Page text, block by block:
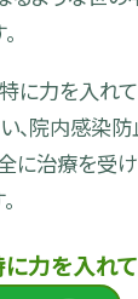
に力を入れ
、院内感染防
に治療を受
力を入れて